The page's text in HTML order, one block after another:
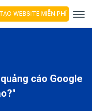
TẠO WEBSITE MIỄN PHÍ
cáo Google